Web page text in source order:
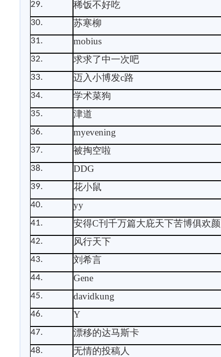
29. 稀饭不好吃
30. 苏寒柳
31. mobius
32. 求求了中一次吧
33. 迈入小博发c路
34. 学术菜狗
35. 津道
36. myevening
37. 被掏空啦
38. DDG
39. 花小鼠
40. yy
41. 安得C刊千万篇大庇天下苦博俱欢颜
42. 风行天下
43. 刘希言
44. Gene
45. davidkung
46. Y
47. 漂移的达马斯卡
48. 无情的投稿人